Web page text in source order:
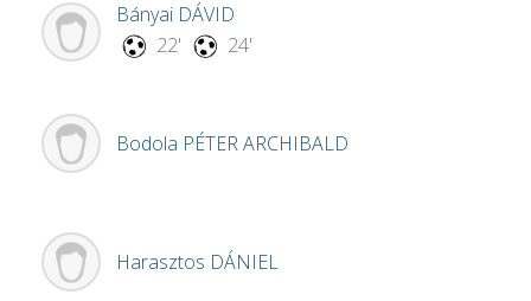
Bányai DÁVID
22'
24'
Bodola PÉTER ARCHIBALD
Harasztos DÁNIEL